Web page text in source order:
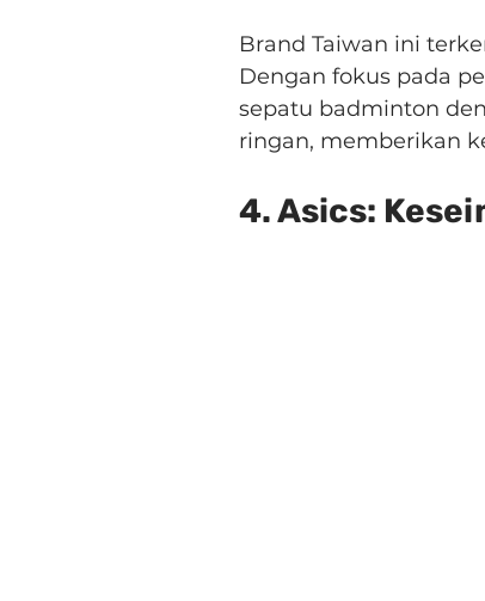
Brand Taiwan ini
Dengan fokus pada
sepatu badminton
ringan, memberikan
4. Asics: